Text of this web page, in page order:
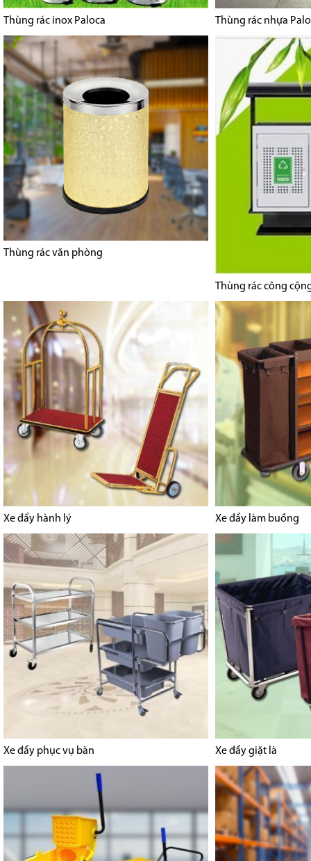
Thùng rác inox Paloca Thùng rác nhựa
Thùng rác văn phòng
Thùng rác công
Xe đẩy hành lý Xe đẩy làm buồng
Xe đẩy phục vụ bàn Xe đẩy giặt là